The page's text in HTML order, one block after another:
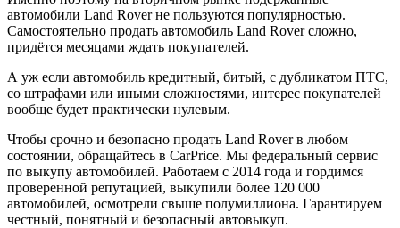
автомобили Land Rover не пользуются популярностью.
Самостоятельно продать автомобиль Land Rover сложно,
придётся месяцами ждать покупателей.
А уж если автомобиль кредитный, битый, с дубликатом ПТС,
со штрафами или иными сложностями, интерес покупателей
вообще будет практически нулевым.
Чтобы срочно и безопасно продать Land Rover в любом
состоянии, обращайтесь в CarPrice. Мы федеральный сервис
по выкупу автомобилей. Работаем с 2014 года и гордимся
проверенной репутацией, выкупили более 120 000
автомобилей, осмотрели свыше полумиллиона. Гарантируем
честный, понятный и безопасный автовыкуп.